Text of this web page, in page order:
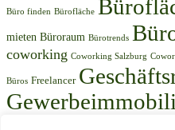
Büro finden Bürofläche
mieten Büroraum Bürotrends
coworking Coworking Salzburg
Büros Freelancer